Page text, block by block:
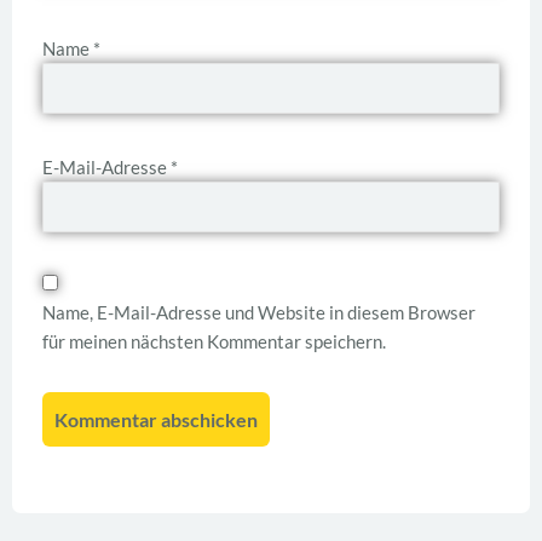
Name *
E-Mail-Adresse *
Name, E-Mail-Adresse und Website in diesem Browser
für meinen nächsten Kommentar speichern.